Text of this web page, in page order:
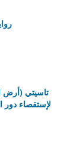
تاسيتي (أرض
لإستقصاء دور